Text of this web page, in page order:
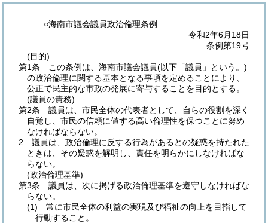
○海南市議会議員政治倫理条例
令和2年6月18日
条例第19号
(目的)
第1条
この条例は、海南市議会議員(以下「議員」という。)
の政治倫理に関する基本となる事項を定めることにより、
公正で民主的な市政の発展に寄与することを目的とする。
(議員の責務)
第2条
議員は、市民全体の代表者として、自らの役割を深く
自覚し、市民の信頼に値する高い倫理性を保つことに努め
なければならない。
2
議員は、政治倫理に反する行為があるとの疑惑を持たれた
ときは、その疑惑を解明し、責任を明らかにしなければな
らない。
(政治倫理基準)
第3条
議員は、次に掲げる政治倫理基準を遵守しなければな
らない。
(1)
常に市民全体の利益の実現及び福祉の向上を目指して
行動すること。